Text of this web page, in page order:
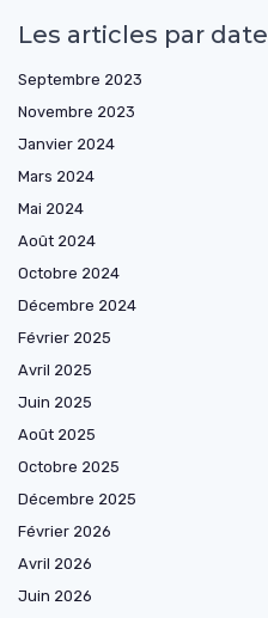
Les articles par date
Septembre 2023
Novembre 2023
Janvier 2024
Mars 2024
Mai 2024
Août 2024
Octobre 2024
Décembre 2024
Février 2025
Avril 2025
Juin 2025
Août 2025
Octobre 2025
Décembre 2025
Février 2026
Avril 2026
Juin 2026